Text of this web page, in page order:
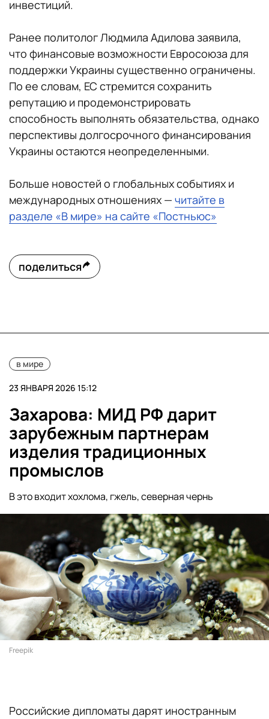
инвестиций.
Ранее политолог Людмила Адилова заявила,
что финансовые возможности Евросоюза для
поддержки Украины существенно ограничены.
По ее словам, ЕС стремится сохранить
репутацию и продемонстрировать
способность выполнять обязательства, однако
перспективы долгосрочного финансирования
Украины остаются неопределенными.
Больше новостей о глобальных событиях и
международных отношениях — читайте в
разделе «В мире» на сайте «Постньюс»
поделиться
в мире
23 ЯНВАРЯ 2026 15:12
Захарова: МИД РФ дарит
зарубежным партнерам
изделия традиционных
промыслов
В это входит хохлома, гжель, северная чернь
Freepik
Российские дипломаты дарят иностранным